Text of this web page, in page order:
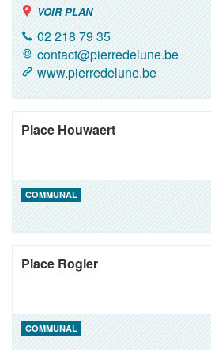
VOIR PLAN
02 218 79 35
contact@pierredelune.be
www.pierredelune.be
Place Houwaert
COMMUNAL
Place Rogier
COMMUNAL